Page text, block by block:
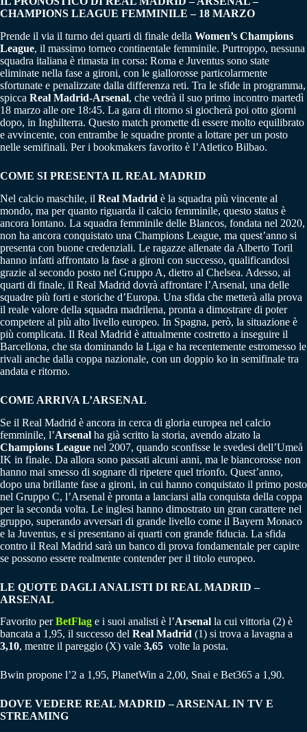
CHAMPIONS LEAGUE FEMMINILE – 18 MARZO
Prende il via il turno dei quarti di finale della Women’s Champions
League, il massimo torneo continentale femminile. Purtroppo, nessuna
squadra italiana è rimasta in corsa: Roma e Juventus sono state
eliminate nella fase a gironi, con le giallorosse particolarmente
sfortunate e penalizzate dalla differenza reti. Tra le sfide in programma,
spicca Real Madrid-Arsenal, che vedrà il suo primo incontro martedì
18 marzo alle ore 18:45. La gara di ritorno si giocherà poi otto giorni
dopo, in Inghilterra. Questo match promette di essere molto equilibrato
e avvincente, con entrambe le squadre pronte a lottare per un posto
nelle semifinali. Per i bookmakers favorito è l’Atletico Bilbao.
COME SI PRESENTA IL REAL MADRID
Nel calcio maschile, il Real Madrid è la squadra più vincente al
mondo, ma per quanto riguarda il calcio femminile, questo status è
ancora lontano. La squadra femminile delle Blancos, fondata nel 2020,
non ha ancora conquistato una Champions League, ma quest’anno si
presenta con buone credenziali. Le ragazze allenate da Alberto Toril
hanno infatti affrontato la fase a gironi con successo, qualificandosi
grazie al secondo posto nel Gruppo A, dietro al Chelsea. Adesso, ai
quarti di finale, il Real Madrid dovrà affrontare l’Arsenal, una delle
squadre più forti e storiche d’Europa. Una sfida che metterà alla prova
il reale valore della squadra madrilena, pronta a dimostrare di poter
competere al più alto livello europeo. In Spagna, però, la situazione è
più complicata. Il Real Madrid è attualmente costretto a inseguire il
Barcellona, che sta dominando la Liga e ha recentemente estromesso le
rivali anche dalla coppa nazionale, con un doppio ko in semifinale tra
andata e ritorno.
COME ARRIVA L’ARSENAL
Se il Real Madrid è ancora in cerca di gloria europea nel calcio
femminile, l’Arsenal ha già scritto la storia, avendo alzato la
Champions League nel 2007, quando sconfisse le svedesi dell’Umeå
IK in finale. Da allora sono passati alcuni anni, ma le biancorosse non
hanno mai smesso di sognare di ripetere quel trionfo. Quest’anno,
dopo una brillante fase a gironi, in cui hanno conquistato il primo posto
nel Gruppo C, l’Arsenal è pronta a lanciarsi alla conquista della coppa
per la seconda volta. Le inglesi hanno dimostrato un gran carattere nel
gruppo, superando avversari di grande livello come il Bayern Monaco
e la Juventus, e si presentano ai quarti con grande fiducia. La sfida
contro il Real Madrid sarà un banco di prova fondamentale per capire
se possono essere realmente contender per il titolo europeo.
LE QUOTE DAGLI ANALISTI DI REAL MADRID –
ARSENAL
Favorito perBetFlag e i suoi analisti è l’Arsenal la cui vittoria (2) è
bancata a 1,95, il successo del Real Madrid (1) si trova a lavagna a
3,10, mentre il pareggio (X) vale 3,65 volte la posta.
Bwin propone l’2 a 1,95, PlanetWin a 2,00, Snai e Bet365 a 1,90.
DOVE VEDERE REAL MADRID – ARSENAL IN TV E
STREAMING